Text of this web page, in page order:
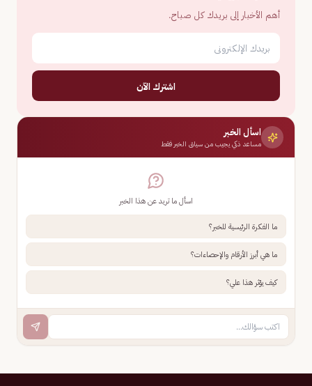
أهم الأخبار إلى بريدك كل صباح.
اشترك الآن
اسأل الخبر
مساعد ذكي يجيب من سياق الخبر فقط
اسأل ما تريد عن هذا الخبر
ما الفكرة الرئيسية للخبر؟
ما هي أبرز الأرقام والإحصاءات؟
كيف يؤثر هذا علي؟